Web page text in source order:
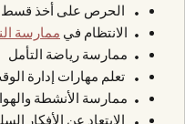
الحرص على أخذ قسط
الانتظام في ممارسة
ممارسة رياضة التأمل
تعلم مهارات إدارة
ممارسة الأنشطة
الابتعاد عن الأفكار